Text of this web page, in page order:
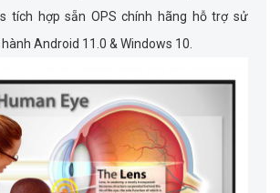
tích hợp sẵn OPS chính hãng hỗ trợ sử
Android 11.0 & Windows 10.